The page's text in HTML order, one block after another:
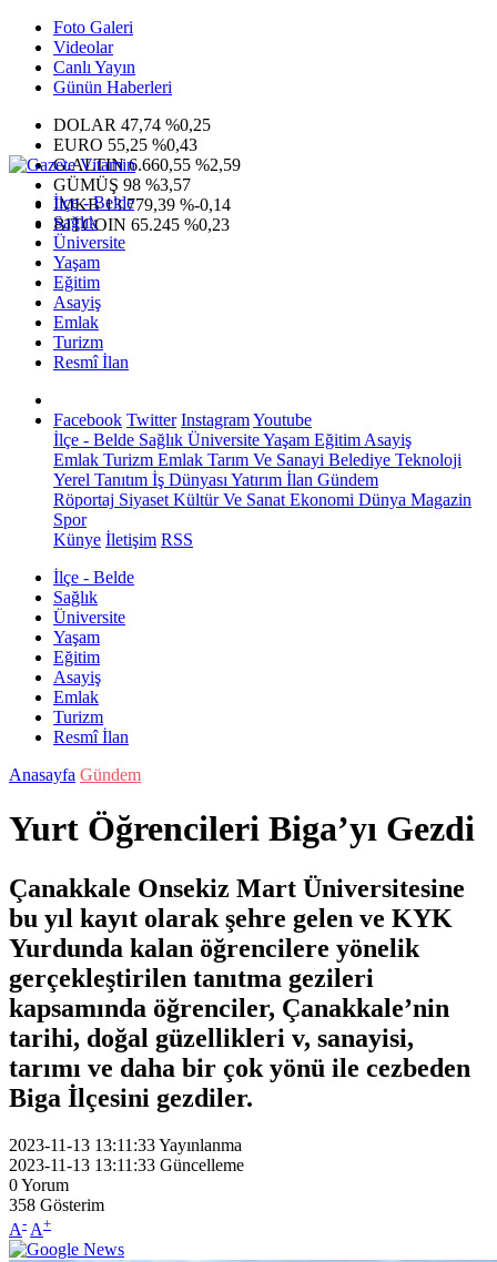
Foto Galeri
Videolar
Canlı Yayın
Günün Haberleri
DOLAR 47,74 %0,25
EURO 55,25 %0,43
G.ALTIN6.660,55 %2,59
GÜMÜŞ 98 %3,57
IMKB13.779,39 %-0,14
BITCOIN 65.245 %0,23
İlçe - Belde
Sağlık
Üniversite
Yaşam
Eğitim
Asayiş
Emlak
Turizm
Resmî İlan
Facebook Twitter InstagramYoutube
İlçe - Belde Sağlık ÜniversiteYaşam Eğitim Asayiş
Emlak Turizm Emlak Tarım Ve Sanayi Belediye Teknoloji
Yerel Tanıtım İş Dünyası Yatırım İlan Gündem
Röportaj Siyaset Kültür Ve Sanat Ekonomi Dünya Magazin
Spor
Künye İletişim RSS
İlçe - Belde
Sağlık
Üniversite
Yaşam
Eğitim
Asayiş
Emlak
Turizm
Resmî İlan
Anasayfa Gündem
Yurt Öğrencileri Biga’yı Gezdi
Çanakkale Onsekiz Mart Üniversitesine
bu yıl kayıt olarak şehre gelen ve KYK
Yurdunda kalan öğrencilere yönelik
gerçekleştirilen tanıtma gezileri
kapsamında öğrenciler, Çanakkale’nin
tarihi, doğal güzellikleri v, sanayisi,
tarımı ve daha bir çok yönü ile cezbeden
Biga İlçesini gezdiler.
2023-11-13 13:11:33Yayınlanma
2023-11-13 13:11:33 Güncelleme
0Yorum
358 Gösterim
A- A+